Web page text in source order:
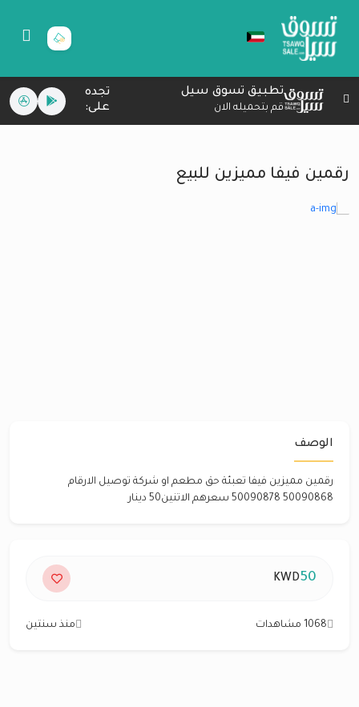
تطبيق تسوق سيل
قم بتحميله الان
تجده
على:
رقمين فيفا مميزين للبيع
الوصف
رقمين مميزين فيفا تعبئة حق مطعم او شركة توصيل الارقام
50090868 50090878 سعرهم الاتنين50 دينار
50
KWD
1068 مشاهدات منذ سنتين